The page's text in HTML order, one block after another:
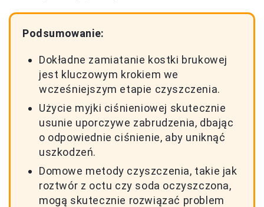
Podsumowanie:
Dokładne zamiatanie kostki brukowej
jest kluczowym krokiem we
wcześniejszym etapie czyszczenia.
Użycie myjki ciśnieniowej skutecznie
usunie uporczywe zabrudzenia, dbając
o odpowiednie ciśnienie, aby uniknąć
uszkodzeń.
Domowe metody czyszczenia, takie jak
roztwór z octu czy soda oczyszczona,
mogą skutecznie rozwiązać problem